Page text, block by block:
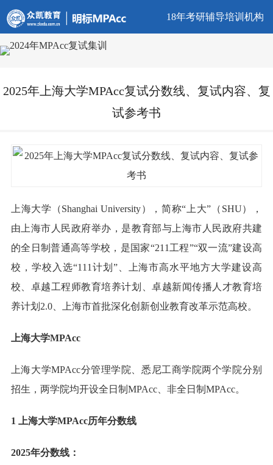
18年考研辅导培训机构
2025年上海大学MPAcc复试分数线、复试内容、复
试参考书
上海大学（Shanghai University），简称“上大”（SHU），
由上海市人民政府举办，是教育部与上海市人民政府共建
的全日制普通高等学校，是国家“211工程”“双一流”建设高
校，学校入选“111计划”、上海市高水平地方大学建设高
校、卓越工程师教育培养计划、卓越新闻传播人才教育培
养计划2.0、上海市首批深化创新创业教育改革示范高校。
上海大学MPAcc
上海大学MPAcc分管理学院、悉尼工商学院两个学院分别
招生，两学院均开设全日制MPAcc、非全日制MPAcc。
1 上海大学MPAcc历年分数线
2025年分数线：